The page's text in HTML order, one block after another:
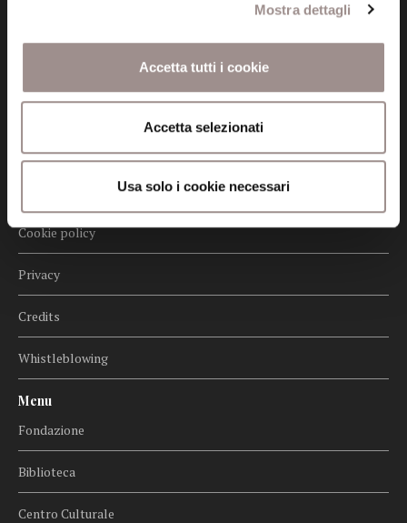
Mostra dettagli
Accetta tutti i cookie
Accetta selezionati
Usa solo i cookie necessari
Amministrazione trasparente
Cookie policy
Privacy
Credits
Whistleblowing
Menu
Fondazione
Biblioteca
Centro Culturale